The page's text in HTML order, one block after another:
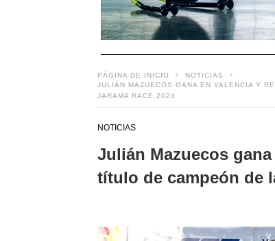
PÁGINA DE INICIO
NOTICIAS
JULIÁN MAZUECOS GANA EN VALENCIA Y
JARAMA RACE 2024
NOTICIAS
Julián Mazuecos
título de campeón de